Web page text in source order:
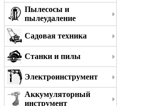
Пылесосы и
пылеудаление
Садовая техника
Станки и пилы
Электроинструмент
Аккумуляторный
инструмент